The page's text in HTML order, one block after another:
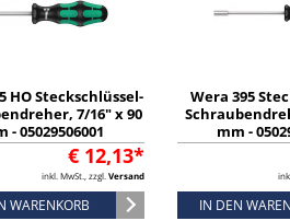
HO Steckschlüssel-
7/16" x 90
- 05029506001
€ 12,13*
inkl. MwSt., zzgl. Versand
WARENKORB
Wera 395
mm -
IN DEN